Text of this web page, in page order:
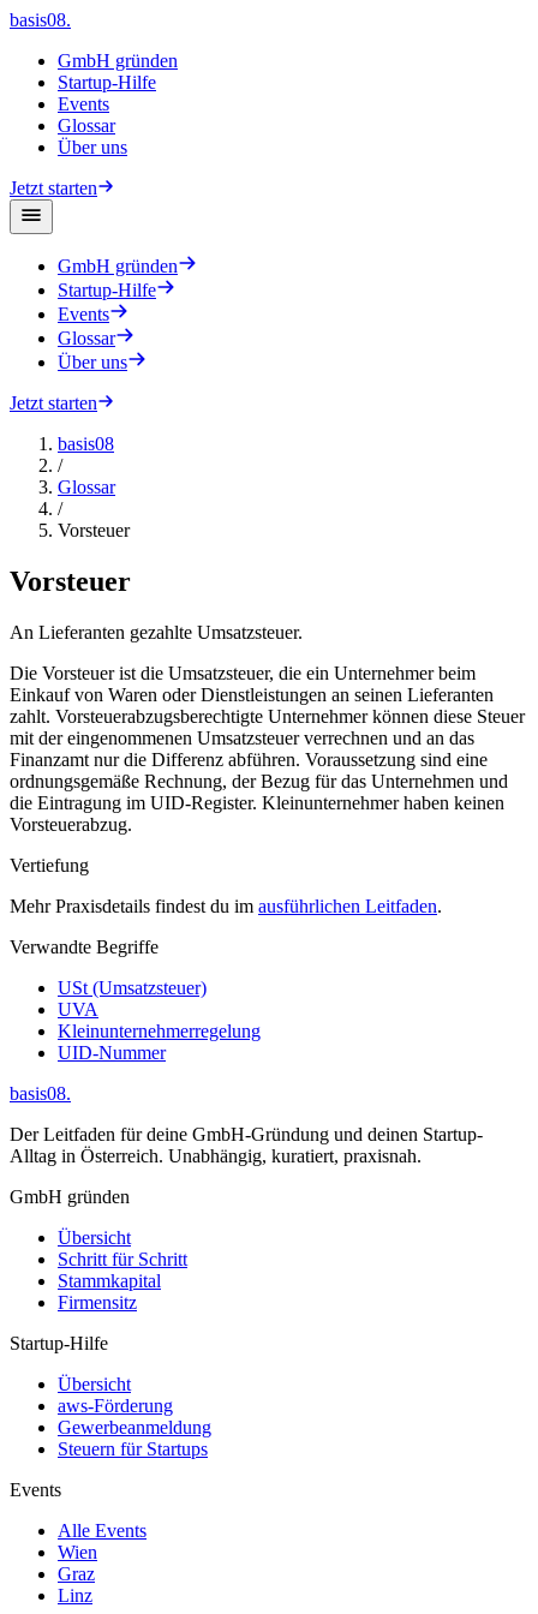
basis08.
GmbH gründen
Startup-Hilfe
Events
Glossar
Über uns
Jetzt starten
GmbH gründen
Startup-Hilfe
Events
Glossar
Über uns
Jetzt starten
basis08
/
Glossar
/
Vorsteuer
Vorsteuer
An Lieferanten gezahlte Umsatzsteuer.
Die Vorsteuer ist die Umsatzsteuer, die ein Unternehmer beim
Einkauf von Waren oder Dienstleistungen an seinen Lieferanten
zahlt. Vorsteuerabzugsberechtigte Unternehmer können diese Steuer
mit der eingenommenen Umsatzsteuer verrechnen und an das
Finanzamt nur die Differenz abführen. Voraussetzung sind eine
ordnungsgemäße Rechnung, der Bezug für das Unternehmen und
die Eintragung im UID-Register. Kleinunternehmer haben keinen
Vorsteuerabzug.
Vertiefung
Mehr Praxisdetails findest du im ausführlichen Leitfaden.
Verwandte Begriffe
USt (Umsatzsteuer)
UVA
Kleinunternehmerregelung
UID-Nummer
basis08.
Der Leitfaden für deine GmbH-Gründung und deinen Startup-
Alltag in Österreich. Unabhängig, kuratiert, praxisnah.
GmbH gründen
Übersicht
Schritt für Schritt
Stammkapital
Firmensitz
Startup-Hilfe
Übersicht
aws-Förderung
Gewerbeanmeldung
Steuern für Startups
Events
Alle Events
Wien
Graz
Linz